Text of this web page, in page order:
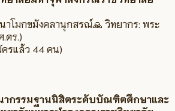
าโมกขมังคลานุกสรณ์🙏 วิทยากร: พระ
ดร.)
รแล้ว 44 คน)
ากรรมฐานนิสิตระดับบัณฑิตศึกษาและ